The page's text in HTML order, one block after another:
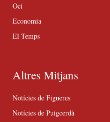
Oci
Economia
El Temps
Altres Mitjans
Notícies de Figueres
Notícies de Puigcerdà